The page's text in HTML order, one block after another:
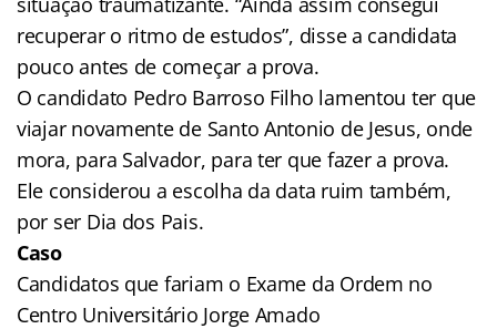
recuperar o ritmo de estudos”, disse a candidata
pouco antes de começar a prova.
O candidato Pedro Barroso Filho lamentou ter que
viajar novamente de Santo Antonio de Jesus, onde
mora, para Salvador, para ter que fazer a prova.
Ele considerou a escolha da data ruim também,
por ser Dia dos Pais.
Caso
Candidatos que fariam o Exame da Ordem no
Centro Universitário Jorge Amado